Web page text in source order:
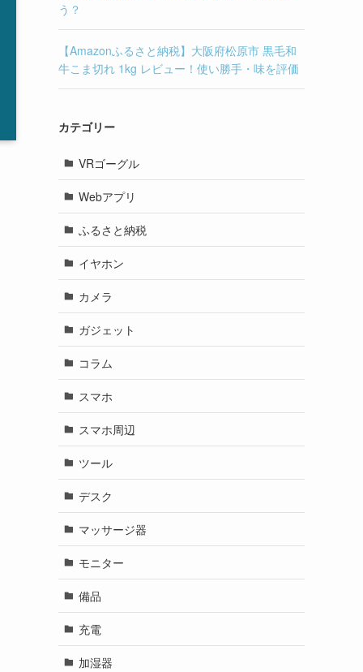
う？
【Amazonふるさと納税】大阪府松原市 黒毛和
牛こま切れ 1kg レビュー！使い勝手・味を評価
カテゴリー
VRゴーグル
Webアプリ
ふるさと納税
イヤホン
カメラ
ガジェット
コラム
スマホ
スマホ周辺
ツール
デスク
マッサージ器
モニター
備品
充電
加湿器